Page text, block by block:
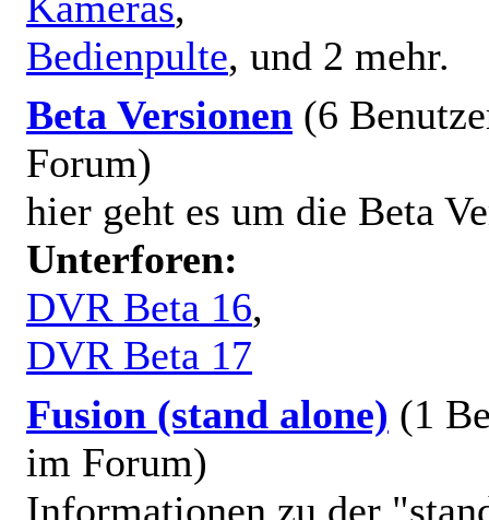
Bedienpulte, und 2 mehr.
Beta Versionen (6
Forum)
hier geht es um die Beta
Unterforen:
DVR Beta 16,
DVR Beta 17
Fusion (stand alone) (1
im Forum)
Informationen zu der